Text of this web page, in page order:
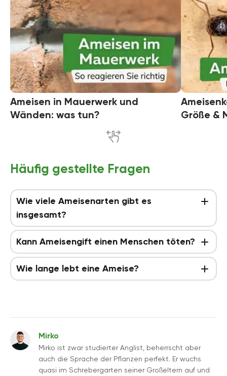
Ameisen in Mauerwerk und
Wänden: was tun?
Größe &
Häufig gestellte Fragen
Wie viele Ameisenarten gibt es
insgesamt?
Kann Ameisengift einen Menschen töten?
Wie lange lebt eine Ameise?
Mirko
Mirko ist zwar studierter Anglist, beherrscht aber
auch die Sprache der Pflanzen perfekt. Er wuchs
quasi im Schrebergarten seiner Großeltern auf und